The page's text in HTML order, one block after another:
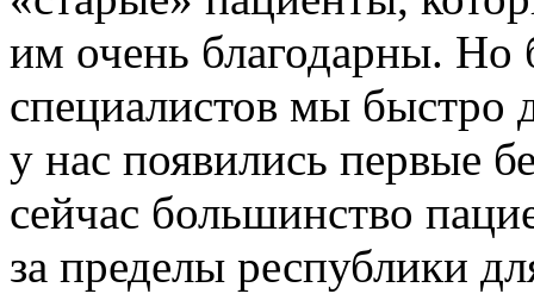
им очень благодарны. Но
специалистов мы быстро
у нас появились первые
сейчас большинство
за пределы республики